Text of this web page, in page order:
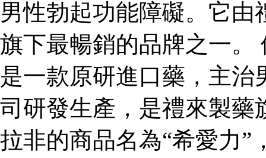
男性勃起功能障礙。它
旗下最暢銷的品牌之一。
是一款原研進口藥，主
司研發生產，是禮來製藥
拉非的商品名為“希愛力”